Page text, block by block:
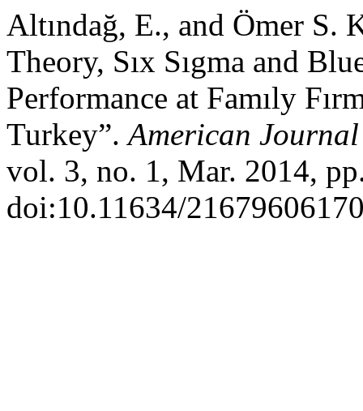
Altındağ, E., and Ömer S.
Theory, Sıx Sıgma and
Performance at Famıly
Turkey”.American
vol. 3, no. 1, Mar. 2014,
doi:10.11634/